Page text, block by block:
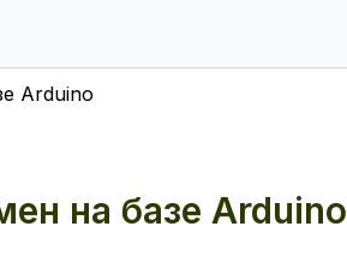
Arduino
на базе Arduino